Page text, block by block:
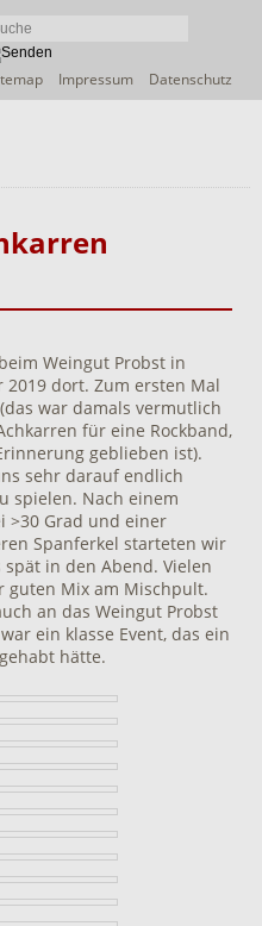
Impressum Datenschutz
Weingut Probst in
dort. Zum ersten Mal
war damals vermutlich
für eine Rockband,
geblieben ist).
sehr darauf endlich
spielen. Nach einem
>30 Grad und einer
Spanferkel starteten wir
in den Abend. Vielen
guten Mix am Mischpult.
an das Weingut Probst
ein klasse Event, das ein
hätte.